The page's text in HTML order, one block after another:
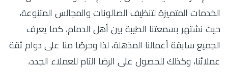
الخدمات المتميزة لتنظيف الصالونات والمجالس المتنوعة،
حيث نشتهر بسمعتنا الطيبة بين أهل الدمام، كما يعرف
الجميع سابقة أعمالنا المذهلة، لذا وحرصًا منا على دوام ثقة
عملائنا، وكذلك للحصول على الرضا التام للعملاء الجدد،